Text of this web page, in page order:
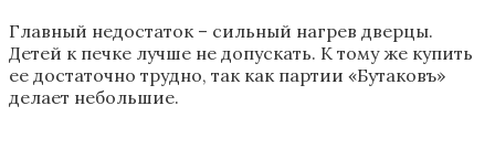
Главный недостаток – сильный нагрев дверцы.
Детей к печке лучше не допускать. К тому же купить
ее достаточно трудно, так как партии «Бутаковъ»
делает небольшие.